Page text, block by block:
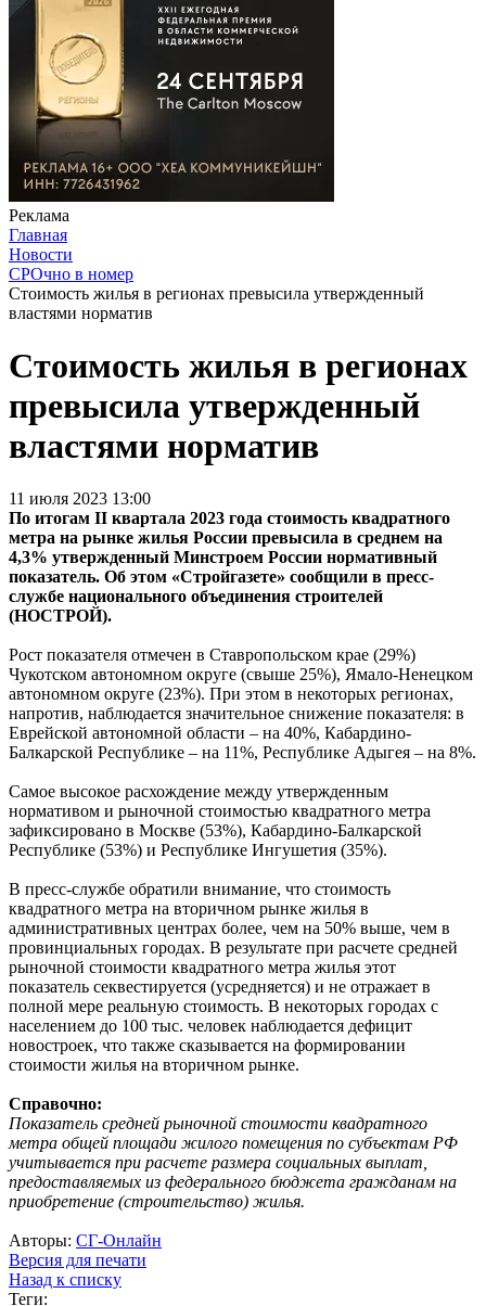
Реклама
Главная
Новости
СРОчно в номер
Стоимость жилья в регионах превысила утвержденный
властями норматив
Стоимость жилья в регионах
превысила утвержденный
властями норматив
11 июля 2023 13:00
По итогам II квартала 2023 года стоимость квадратного
метра на рынке жилья России превысила в среднем на
4,3% утвержденный Минстроем России нормативный
показатель. Об этом «Стройгазете» сообщили в пресс-
службе национального объединения строителей
(НОСТРОЙ).
Рост показателя отмечен в Ставропольском крае (29%)
Чукотском автономном округе (свыше 25%), Ямало-Ненецком
автономном округе (23%). При этом в некоторых регионах,
напротив, наблюдается значительное снижение показателя: в
Еврейской автономной области – на 40%, Кабардино-
Балкарской Республике – на 11%, Республике Адыгея – на 8%.
Самое высокое расхождение между утвержденным
нормативом и рыночной стоимостью квадратного метра
зафиксировано в Москве (53%), Кабардино-Балкарской
Республике (53%) и Республике Ингушетия (35%).
В пресс-службе обратили внимание, что стоимость
квадратного метра на вторичном рынке жилья в
административных центрах более, чем на 50% выше, чем в
провинциальных городах. В результате при расчете средней
рыночной стоимости квадратного метра жилья этот
показатель секвестируется (усредняется) и не отражает в
полной мере реальную стоимость. В некоторых городах с
населением до 100 тыс. человек наблюдается дефицит
новостроек, что также сказывается на формировании
стоимости жилья на вторичном рынке.
Справочно:
Показатель средней рыночной стоимости квадратного
метра общей площади жилого помещения по субъектам РФ
учитывается при расчете размера социальных выплат,
предоставляемых из федерального бюджета гражданам на
приобретение (строительство) жилья.
Авторы: СГ-Онлайн
Версия для печати
Назад к списку
Теги: